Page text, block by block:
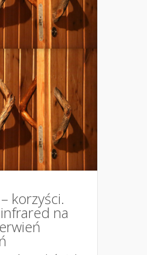
korzyści.
na